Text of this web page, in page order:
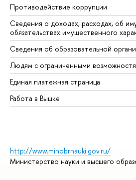
Противодействие коррупции
Сведения о доходах, расходах, об
обязательствах имущественного
Сведения об образовательной
Людям с ограниченными
Единая платежная страница
Работа в Вышке
http://www.minobrnauki.gov.ru/
Министерство науки и высшего